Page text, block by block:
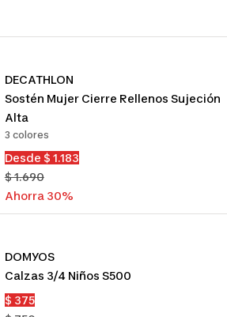
DECATHLON
Sostén Mujer Cierre Rellenos Sujeción
Alta
3 colores
Precio
de
venta
Desde $ 1.183
Precio
normal
$ 1.690
Ahorra 30%
DOMYOS
Calzas 3/4 Niños S500
Precio
$ 375